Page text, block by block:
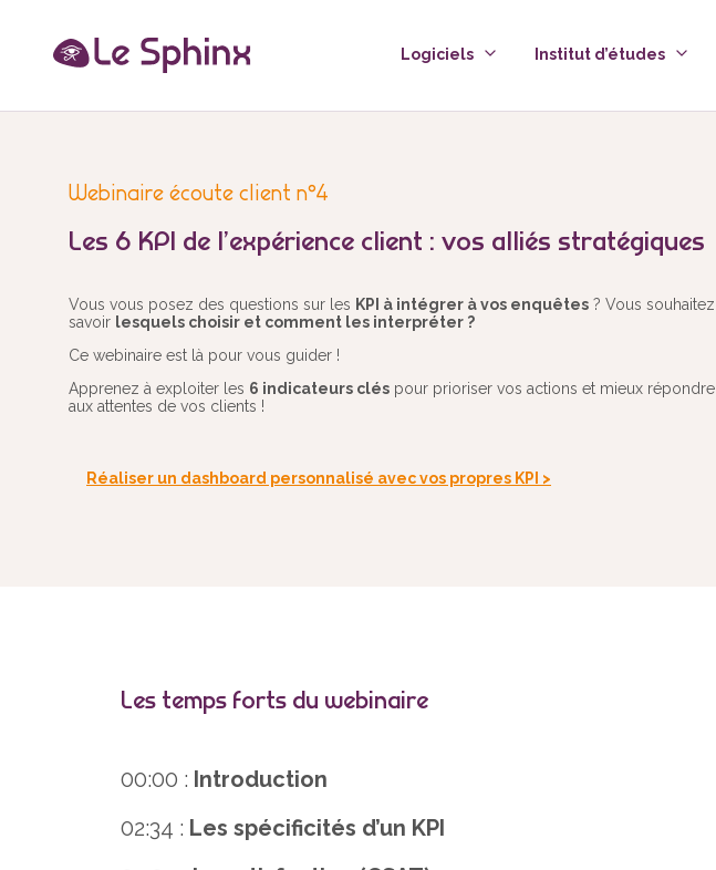
Logiciels Institut d’études
Webinaire écoute client n°4
Les 6 KPI de l’expérience client : vos alliés stratégiques
Vous vous posez des questions sur les KPI à intégrer à vos enquêtes ? Vous souhaitez
savoir lesquels choisir et comment les interpréter ?
Ce webinaire est là pour vous guider !
Apprenez à exploiter les 6 indicateurs clés pour prioriser vos actions et mieux répondre
aux attentes de vos clients !
Réaliser un dashboard personnalisé avec vos propres KPI >
Les temps forts du webinaire
00:00 : Introduction
02:34 : Les spécificités d’un KPI